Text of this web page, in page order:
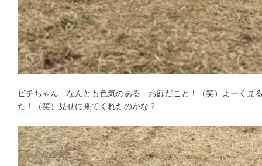
ビチちゃん…なんとも色気のある…お顔だこと！（笑）よーく見
た！（笑）見せに来てくれたのかな？